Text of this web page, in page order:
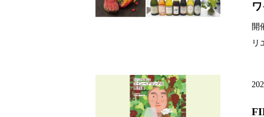
開
リ